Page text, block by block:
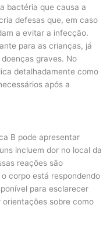
bactéria que causa a
defesas que, em caso
a evitar a infecção.
para as crianças, já
graves. No
detalhadamente como
após a
B pode apresentar
incluem dor no local da
reações são
corpo está respondendo
para esclarecer
sobre como